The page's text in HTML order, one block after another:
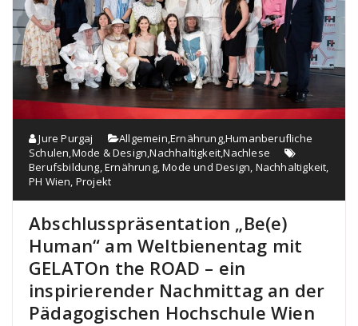
Jure Purgaj Allgemein,Ernährung,Humanberufliche
Schulen,Mode & Design,Nachhaltigkeit,Nachlese
Berufsbildung,Ernährung,Mode und Design, Nachhaltigkeit,
PH Wien, Projekt
Abschlusspräsentation „Be(e)
Human“ am Weltbienentag mit
GELATOn the ROAD – ein
inspirierender Nachmittag an der
Pädagogischen Hochschule Wien